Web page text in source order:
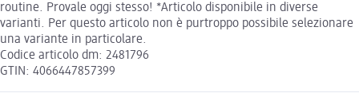
routine. Provale oggi stesso! *Articolo disponibile in diverse
varianti. Per questo articolo non è purtroppo possibile selezionare
una variante in particolare.
Codice articolo dm: 2481796
GTIN: 4066447857399